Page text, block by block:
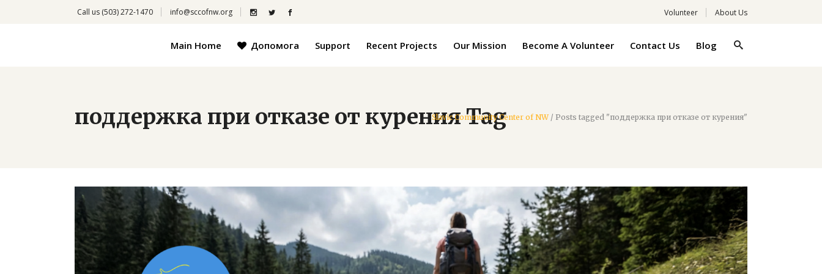
Call us (503) 272-1470 info@sccofnw.org Volunteer About Us
Main Home Допомога Support Recent Projects Our Mission Become A Volunteer Contact Us Blog
поддержка при отказе от курения Tag
Slavic Community Center of NW/ Posts tagged "поддержка при отказе от курения"